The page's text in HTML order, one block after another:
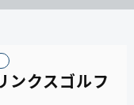
ンクスゴルフ